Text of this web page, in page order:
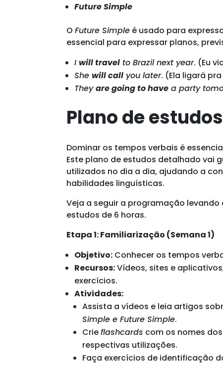
Future Simple
OFuture Simple é usado para
essencial para expressar planos,
Iwill travel to Brazil next year. (Eu
Shewill call you later. (Ela ligará
Theyare going to have a party
Plano de
Dominar os tempos verbais é
Este plano de estudos detalhado vai
utilizados no dia a dia, ajudando a
habilidades linguísticas.
Veja a seguir a programação
estudos de 6 horas.
Etapa 1: Familiarização (Semana 1)
Objetivo: Conhecer os tempos
Recursos:Vídeos, sites e
exercícios.
Atividades:
Assista a vídeos e leia artigos
Simple e Future Simple.
Crieflashcards com os nomes
respectivas utilizações.
Faça exercícios de identificação